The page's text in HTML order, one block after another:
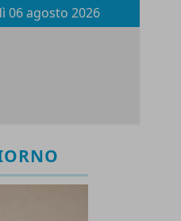
06 agosto 2026